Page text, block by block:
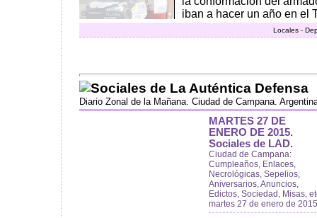
iban a hacer un año en el
Locales -
Sociales de La Auténtica Defensa
Diario Zonal de la Mañana. Ciudad de Campana.
MARTES 27 DE
ENERO DE 2015.
Sociales de LAD.
Ciudad de Campana:
Cumpleaños, Enlaces,
Necrológicas, Sepelios,
Aniversarios, Anuncios,
Edictos, Sociedad, Misas,
martes 27 de enero de 2015